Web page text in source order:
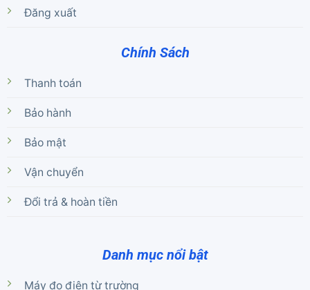
Đăng xuất
Chính Sách
Thanh toán
Bảo hành
Bảo mật
Vận chuyển
Đổi trả & hoàn tiền
Danh mục nổi bật
Máy đo điện từ trường